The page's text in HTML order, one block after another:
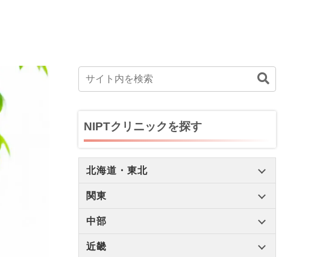
NIPTクリニックを探す
北海道・東北
関東
中部
近畿